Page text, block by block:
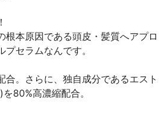
根本原因である頭皮・髪質へアプロ
セラムなんです。
合。さらに、独自成分であるエスト
80%高濃縮配合。